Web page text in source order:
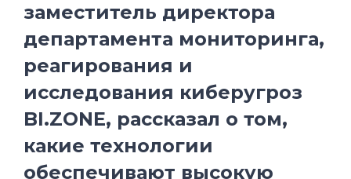
заместитель директора
департамента мониторинга,
реагирования и
исследования киберугроз
BI.ZONE, рассказал о том,
какие технологии
обеспечивают высокую